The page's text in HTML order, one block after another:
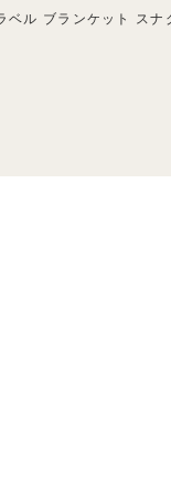
ル ブランケット スナ